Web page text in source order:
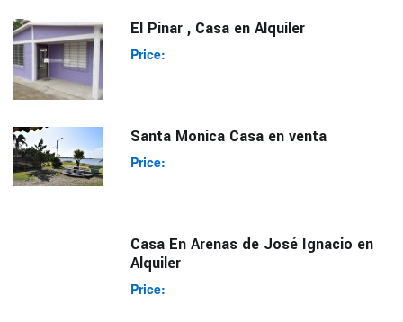
El Pinar , Casa en Alquiler
Price:
Santa Monica Casa en venta
Price:
Casa En Arenas de José Ignacio en
Alquiler
Price: